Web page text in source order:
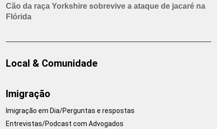
Cão da raça Yorkshire sobrevive a ataque de jacaré na
Flórida
Local & Comunidade
Imigração
Imigração em Dia/Perguntas e respostas
Entrevistas/Podcast com Advogados